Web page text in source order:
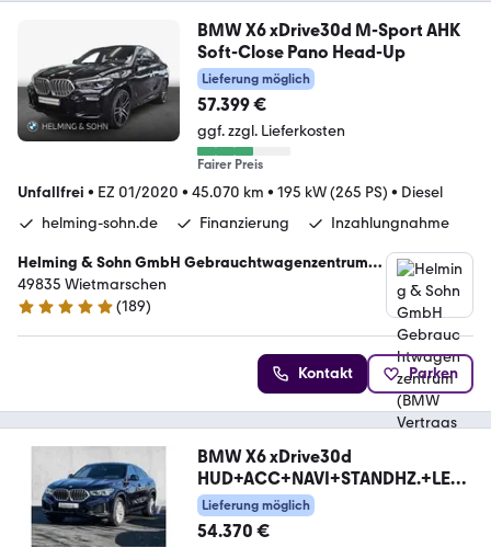
BMW X6 xDrive30d M-Sport AHK
Soft-Close Pano Head-Up
Lieferung möglich
57.399 €
ggf. zzgl. Lieferkosten
Fairer Preis
Unfallfrei • EZ 01/2020 • 45.070 km • 195 kW (265 PS) • Diesel
helming-sohn.de
Finanzierung Inzahlungnahme
Helming & Sohn GmbH Gebrauchtwagenzentrum
(BMW Vertragshändler)
49835 Wietmarschen
5 Sterne
(189)
Kontakt Parken
BMW X6 xDrive30d
HUD+ACC+NAVI+STANDHZ.+LED+
LASER+DAB
Lieferung möglich
54.370 €